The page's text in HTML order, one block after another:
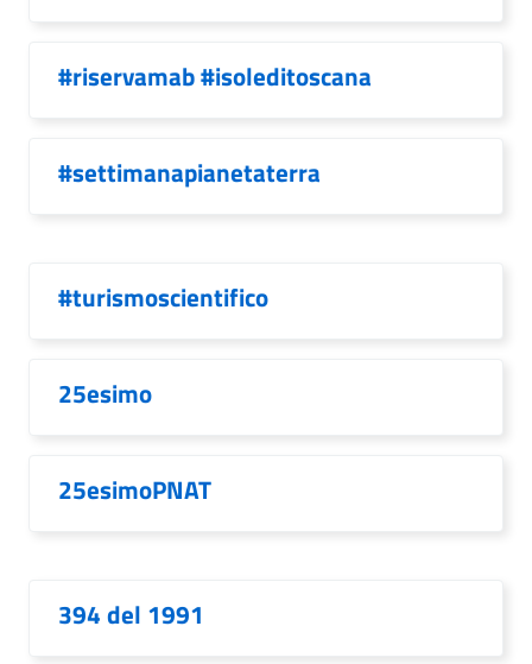
#riservamab #isoleditoscana
#settimanapianetaterra
#turismoscientifico
25esimo
25esimoPNAT
394 del 1991